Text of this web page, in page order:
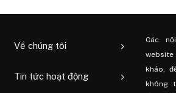
Về chúng tôi
Tin tức hoạt động
Các
website
khảo,
không